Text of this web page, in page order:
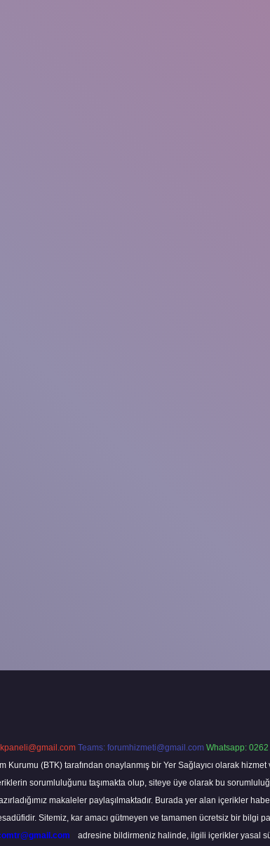
Teams: forumhizmeti@gmail.com Whatsapp:
Kurumu (BTK) tarafından onaylanmış bir Yer Sağlayıcı olarak
sorumluluğunu taşımakta olup, siteye üye olarak bu
makaleler paylaşılmaktadır. Burada yer alan içerikler
Sitemiz, kar amacı gütmeyen ve tamamen ücretsiz bir bilgi
adresine bildirmeniz halinde, ilgili içerikler yasal